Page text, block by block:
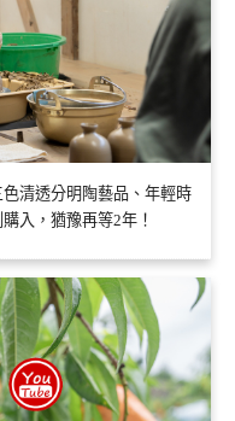
清透分明陶藝品、年輕時
入，猶豫再等2年！